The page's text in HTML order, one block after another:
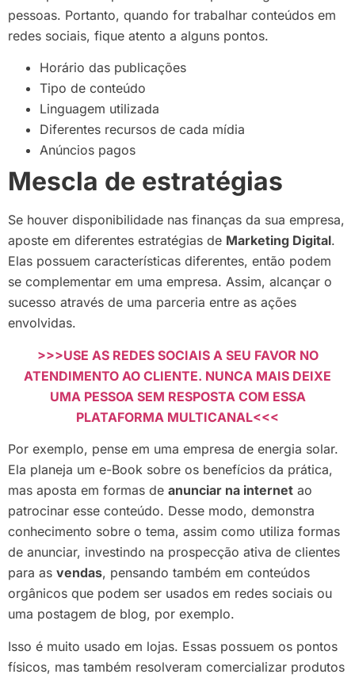
pessoas. Portanto, quando for trabalhar conteúdos em
redes sociais, fique atento a alguns pontos.
Horário das publicações
Tipo de conteúdo
Linguagem utilizada
Diferentes recursos de cada mídia
Anúncios pagos
Mescla de estratégias
Se houver disponibilidade nas finanças da sua empresa,
aposte em diferentes estratégias de Marketing Digital.
Elas possuem características diferentes, então podem
se complementar em uma empresa. Assim, alcançar o
sucesso através de uma parceria entre as ações
envolvidas.
>>>USE AS REDES SOCIAIS A SEU FAVOR NO
ATENDIMENTO AO CLIENTE. NUNCA MAIS DEIXE
UMA PESSOA SEM RESPOSTA COM ESSA
PLATAFORMA MULTICANAL<<<
Por exemplo, pense em uma empresa de energia solar.
Ela planeja um e-Book sobre os benefícios da prática,
mas aposta em formas de anunciar na internet ao
patrocinar esse conteúdo. Desse modo, demonstra
conhecimento sobre o tema, assim como utiliza formas
de anunciar, investindo na prospecção ativa de clientes
para as vendas, pensando também em conteúdos
orgânicos que podem ser usados em redes sociais ou
uma postagem de blog, por exemplo.
Isso é muito usado em lojas. Essas possuem os pontos
físicos, mas também resolveram comercializar produtos